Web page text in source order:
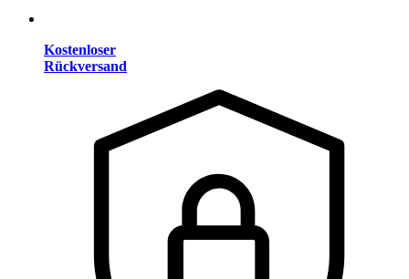
Kostenloser
Rückversand